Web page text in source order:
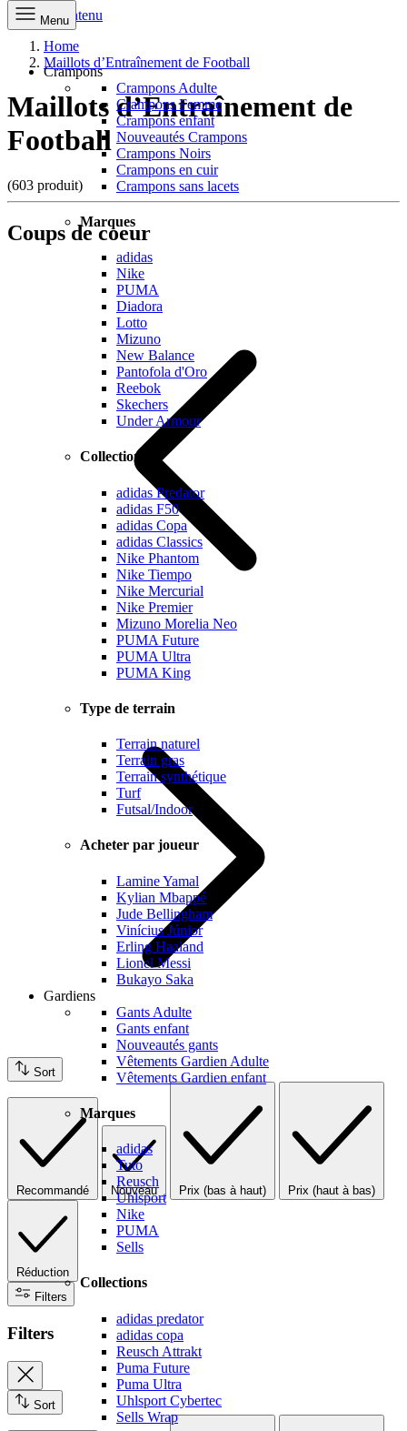
Aller au contenu
Menu
Crampons
Crampons Adulte
Crampons Femme
Crampons enfant
Nouveautés Crampons
Crampons Noirs
Crampons en cuir
Crampons sans lacets
Marques
adidas
Nike
PUMA
Diadora
Lotto
Mizuno
New Balance
Pantofola d'Oro
Reebok
Skechers
Under Armour
Collections
adidas Predator
adidas F50
adidas Copa
adidas Classics
Nike Phantom
Nike Tiempo
Nike Mercurial
Nike Premier
Mizuno Morelia Neo
PUMA Future
PUMA Ultra
PUMA King
Type de terrain
Terrain naturel
Terrain gras
Terrain synthétique
Turf
Futsal/Indoor
Acheter par joueur
Lamine Yamal
Kylian Mbappé
Jude Bellingham
Vinícius Júnior
Erling Haaland
Lionel Messi
Bukayo Saka
Gardiens
Gants Adulte
Gants enfant
Nouveautés gants
Vêtements Gardien Adulte
Vêtements Gardien enfant
Marques
adidas
Tuto
Reusch
Uhlsport
Nike
PUMA
Sells
Collections
adidas predator
adidas copa
Reusch Attrakt
Puma Future
Puma Ultra
Uhlsport Cybertec
Sells Wrap
Home
Maillots d’Entraînement de Football
Maillots d’Entraînement de
Football
(603 produit)
Coups de coeur
Sort
Recommandé Nouveau Prix (bas à haut) Prix (haut à bas)
Réduction
Filters
Filters
Sort